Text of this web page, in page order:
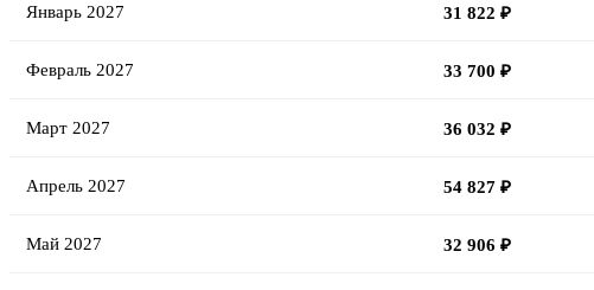
Январь 2027 31 822 ₽
Февраль 2027 33 700 ₽
Март 2027 36 032 ₽
Апрель 2027 54 827 ₽
Май 2027 32 906 ₽